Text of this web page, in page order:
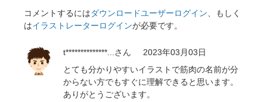
コメントするにはダウンロードユーザーログイン 、もしく
はイラストレーターログインが必要です。
t**************... さん
2023年03月03日
とても分かりやすいイラストで筋肉の名前が分
からない方でもすぐに理解できると思います。
ありがとうございます。